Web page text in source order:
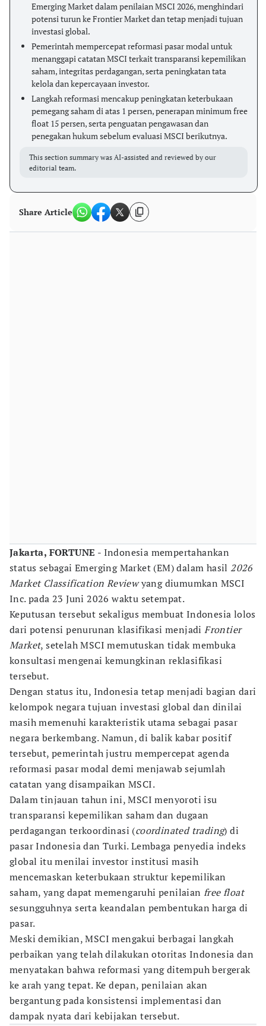
Emerging Market dalam penilaian MSCI 2026, menghindari
potensi turun ke Frontier Market dan tetap menjadi tujuan
investasi global.
Pemerintah mempercepat reformasi pasar modal untuk
menanggapi catatan MSCI terkait transparansi kepemilikan
saham, integritas perdagangan, serta peningkatan tata
kelola dan kepercayaan investor.
Langkah reformasi mencakup peningkatan keterbukaan
pemegang saham di atas 1 persen, penerapan minimum free
float 15 persen, serta penguatan pengawasan dan
penegakan hukum sebelum evaluasi MSCI berikutnya.
This section summary was AI-assisted and reviewed by our
editorial team.
Share Article
Jakarta, FORTUNE - Indonesia mempertahankan
status sebagai Emerging Market (EM) dalam hasil 2026
Market Classification Reviewyang diumumkan MSCI
Inc. pada 23 Juni 2026 waktu setempat.
Keputusan tersebut sekaligus membuat Indonesia lolos
dari potensi penurunan klasifikasi menjadiFrontier
Market, setelah MSCI memutuskan tidak membuka
konsultasi mengenai kemungkinan reklasifikasi
tersebut.
Dengan status itu, Indonesia tetap menjadi bagian dari
kelompok negara tujuan investasi global dan dinilai
masih memenuhi karakteristik utama sebagai pasar
negara berkembang. Namun, di balik kabar positif
tersebut, pemerintah justru mempercepat agenda
reformasi pasar modal demi menjawab sejumlah
catatan yang disampaikan MSCI.
Dalam tinjauan tahun ini, MSCI menyoroti isu
transparansi kepemilikan saham dan dugaan
perdagangan terkoordinasi (coordinated trading) di
pasar Indonesia dan Turki. Lembaga penyedia indeks
global itu menilai investor institusi masih
mencemaskan keterbukaan struktur kepemilikan
saham, yang dapat memengaruhi penilaian free float
sesungguhnya serta keandalan pembentukan harga di
pasar.
Meski demikian, MSCI mengakui berbagai langkah
perbaikan yang telah dilakukan otoritas Indonesia dan
menyatakan bahwa reformasi yang ditempuh bergerak
ke arah yang tepat. Ke depan, penilaian akan
bergantung pada konsistensi implementasi dan
dampak nyata dari kebijakan tersebut.